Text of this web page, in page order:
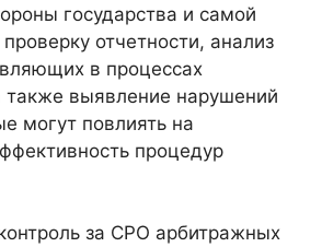
государства и самой
отчетности, анализ
в процессах
также выявление нарушений
могут повлиять на
процедур
за СРО арбитражных